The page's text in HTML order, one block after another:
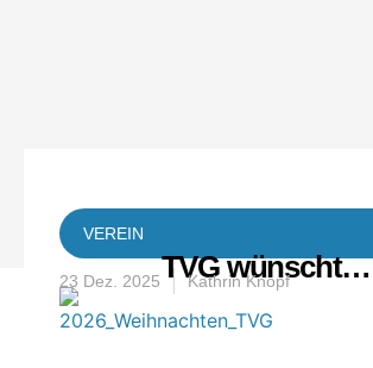
VEREIN
TVG wünscht…
23 Dez. 2025 Kathrin Knopf